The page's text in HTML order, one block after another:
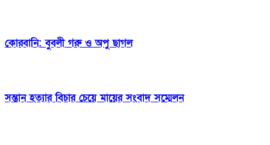
কোরবানি: বুবলী গরু ও অপু ছাগল
সন্তান হত্যার বিচার চেয়ে মায়ের সংবাদ সম্মেলন